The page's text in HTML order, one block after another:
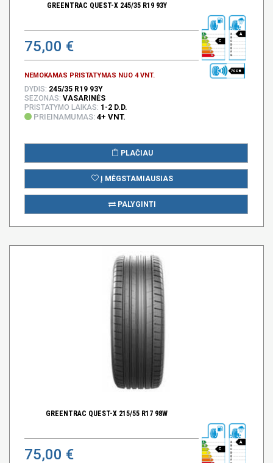
GREENTRAC QUEST-X 245/35 R19 93Y
75,00 €
NEMOKAMAS PRISTATYMAS NUO 4 VNT.
C
A
70 DB
DYDIS: 245/35 R19 93Y
SEZONAS: VASARINĖS
PRISTATYMO LAIKAS: 1-2 D.D.
PRIEINAMUMAS: 4+ VNT.
PLAČIAU
Į MĖGSTAMIAUSIAS
PALYGINTI
GREENTRAC QUEST-X 215/55 R17 98W
75,00 € C
A